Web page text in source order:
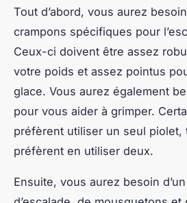
Tout d’abord, vous aurez
crampons spécifiques pour
Ceux-ci doivent être assez
votre poids et assez pointus
glace. Vous aurez également
pour vous aider à grimper.
préfèrent utiliser un seul piolet,
préfèrent en utiliser deux.
Ensuite, vous aurez besoin